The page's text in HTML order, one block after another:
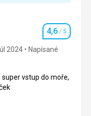
Hodnotenie
4,6 / 5
2024
Napísané
vstup do moře,
vstup do moře,